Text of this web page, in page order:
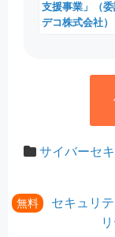
支援事業」（
デコ株式会社）
サイバーセ
無料
セキュリ